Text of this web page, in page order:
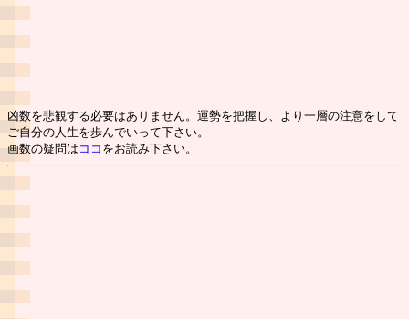
凶数を悲観する必要はありません。運勢を把握し、より一層の注意をして
ご自分の人生を歩んでいって下さい。
画数の疑問は ココ をお読み下さい。